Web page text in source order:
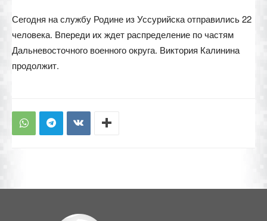
Сегодня на службу Родине из Уссурийска отправились 22
человека. Впереди их ждет распределение по частям
Дальневосточного военного округа. Виктория Калинина
продолжит.